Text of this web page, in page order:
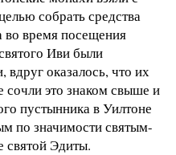
собрать средства
во время посещения
Иви были
оказалось, что их
сочли это знаком свыше и
пустынника в Уилтоне
по значимости святым-
святой Эдиты.